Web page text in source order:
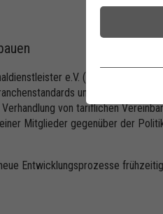
e.V. (GVP) engagiert
und ein positives
von tariflichen
Mitglieder gegenüber der
Entwicklungsprozesse